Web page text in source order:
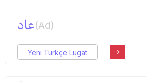
عاد(Ad)
Yeni Türkçe Lugat